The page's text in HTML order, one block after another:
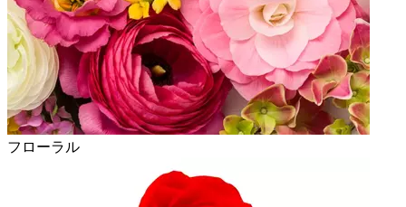
フローラル